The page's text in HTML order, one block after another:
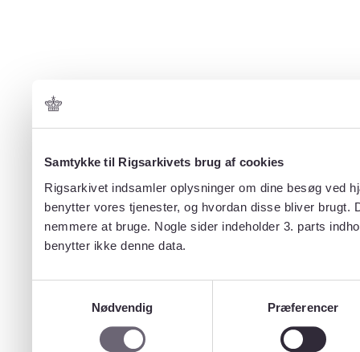
Samtykke til Rigsarkivets brug af cookies
Rigsarkivet indsamler oplysninger om dine besøg ved
benytter vores tjenester, og hvordan disse bliver
nemmere at bruge. Nogle sider indeholder 3. parts
benytter ikke denne data.
Nødvendig
Præferencer